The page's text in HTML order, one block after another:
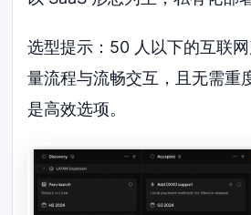
选型提示：50 人以下的互联
量流程与流畅交互，且无需重
是高效选项。